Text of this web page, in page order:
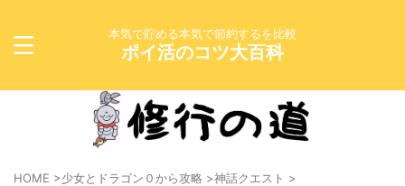
本気で貯める本気で節約するを比較
ポイ活のコツ大百科
HOME >少女とドラゴン０から攻略 >神話クエスト >